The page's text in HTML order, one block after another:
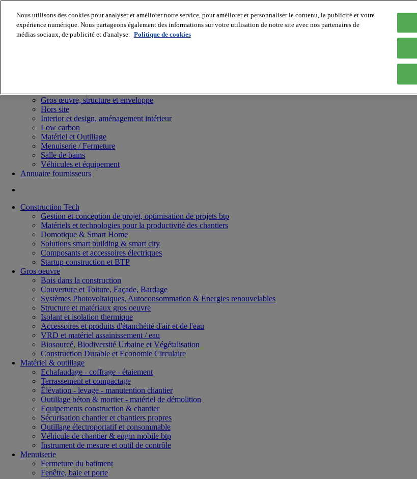
Gros œuvre, structure et enveloppe
Hors site
Interior et design, aménagement intérieur
Low carbon
Matériel et Outillage
Menuiserie / Fermeture
Salle de bains
Véhicules et équipement
Annuaire fournisseurs
Construction Tech
Gestion et conception de projet, optimisation de projets btp
Matériels et technologies pour la productivité des chantiers
Domotique & Smart Home
Solutions smart building & smart city
Composants et accessoires électriques
Startup construction et BTP
Gros oeuvre
Bois dans la construction
Couverture et Toiture, Façade, Bardage
Systèmes Photovoltaiques, Autoconsommation & Energies renouvelables
Structure et matériaux gros oeuvre
Isolant et isolation thermique
Accessoires et produits d'étanchéité d'air et de l'eau
VRD et matériel assainissement / eau
Biosourcé, Biodiversité Urbaine et Végétalisation
Construction Durable et Economie Circulaire
Matériel & outillage
Echafaudage - coffrage - étaiement
Terrassement et compactage
Élévation - levage - manutention chantier
Outillage béton & mortier - matériel de démolition
Equipements construction & chantier
Sécurisation chantier et chantiers propres
Outillage électroportatif et consommable
Véhicule de chantier & engin mobile btp
Instrument de mesure et outil de contrôle
Menuiserie
Fermeture du batiment
Fenêtre, baie et porte
Nous utilisons des cookies pour analyser et améliorer notre service, pour améliorer et personnaliser le contenu, la publicité et votre
expérience numérique. Nous partageons également des informations sur votre utilisation de notre site avec nos partenaires de
médias sociaux, de publicité et d'analyse. Politique de cookies